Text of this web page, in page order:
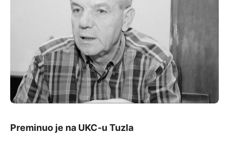
Preminuo je na UKC-u Tuzla